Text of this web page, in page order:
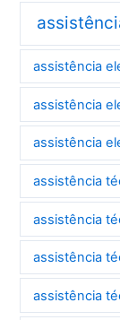
assistência
assistência
assistência
assistência
assistência
assistência
assistência